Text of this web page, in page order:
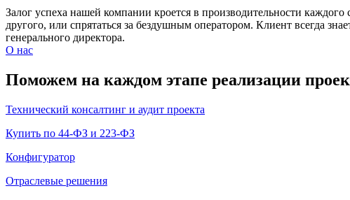
Залог успеха нашей компании кроется в производительности
другого, или спрятаться за бездушным оператором. Клиент всегда
генерального директора.
О нас
Поможем на каждом этапе реализации
Технический консалтинг и аудит проекта
Купить по 44-ФЗ и 223-ФЗ
Конфигуратор
Отраслевые решения